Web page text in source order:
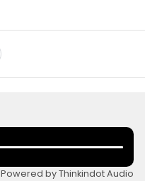
Powered by Thinkindot Audio